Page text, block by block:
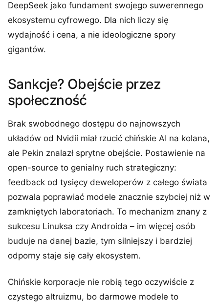
DeepSeek jako fundament swojego suwerennego
ekosystemu cyfrowego. Dla nich liczy się
wydajność i cena, a nie ideologiczne spory
gigantów.
Sankcje? Obejście przez
społeczność
Brak swobodnego dostępu do najnowszych
układów od Nvidii miał rzucić chińskie AI na kolana,
ale Pekin znalazł sprytne obejście. Postawienie na
open-source to genialny ruch strategiczny:
feedback od tysięcy deweloperów z całego świata
pozwala poprawiać modele znacznie szybciej niż w
zamkniętych laboratoriach. To mechanizm znany z
sukcesu Linuksa czy Androida – im więcej osób
buduje na danej bazie, tym silniejszy i bardziej
odporny staje się cały ekosystem.
Chińskie korporacje nie robią tego oczywiście z
czystego altruizmu, bo darmowe modele to